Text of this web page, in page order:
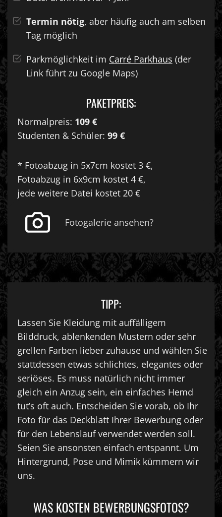
Termin nötig, aber häufig auch am selben
Tag möglich
Parkmöglichkeit im Carré Parkhaus (der
Link führt zu Google Maps)
PAKETPREIS:
Normalpreis: 109 €
Studenten & Schüler: 99 €
* Fotoabzug in 5x7cm kostet 3 €,
Fotoabzug in 6x9cm kostet 4 €,
jede weitere Datei kostet 20 €
Fotogalerie ansehen?
TIPP:
Lassen Sie Kleidung mit auffälligem
Bilddruck, ablenkenden Mustern oder sehr
grellen Farben lieber zuhause und wählen Sie
stattdessen etwas schlichtes, elegantes oder
seriöses. Es muss natürlich nicht immer
gleich ein Anzug sein, ein einfaches Hemd
tut’s oft auch. Entscheiden Sie vorab, ob Ihr
Foto für das Deckblatt Ihrer Bewerbung oder
für den Lebenslauf verwendet werden soll.
Seien Sie ansonsten einfach entspannt. Um
Hintergrund, Pose und Mimik kümmern wir
uns.
WAS KOSTEN BEWERBUNGSFOTOS?